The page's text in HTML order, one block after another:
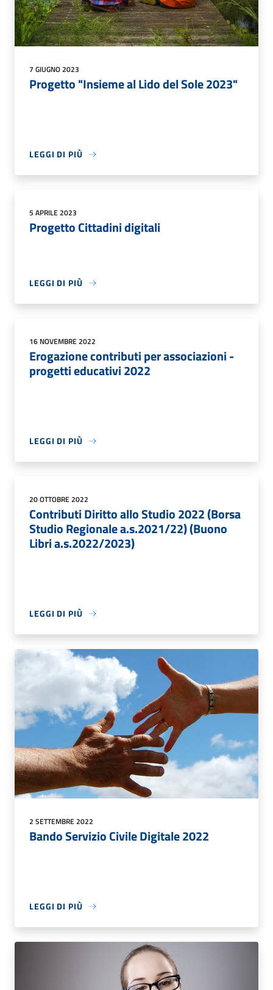
7 GIUGNO 2023
Progetto "Insieme al Lido del Sole 2023"
LEGGI DI PIÙ
5 APRILE 2023
Progetto Cittadini digitali
LEGGI DI PIÙ
16 NOVEMBRE 2022
Erogazione contributi per associazioni -
progetti educativi 2022
LEGGI DI PIÙ
20 OTTOBRE 2022
Contributi Diritto allo Studio 2022 (Borsa
Studio Regionale a.s.2021/22) (Buono
Libri a.s.2022/2023)
LEGGI DI PIÙ
2 SETTEMBRE 2022
Bando Servizio Civile Digitale 2022
LEGGI DI PIÙ